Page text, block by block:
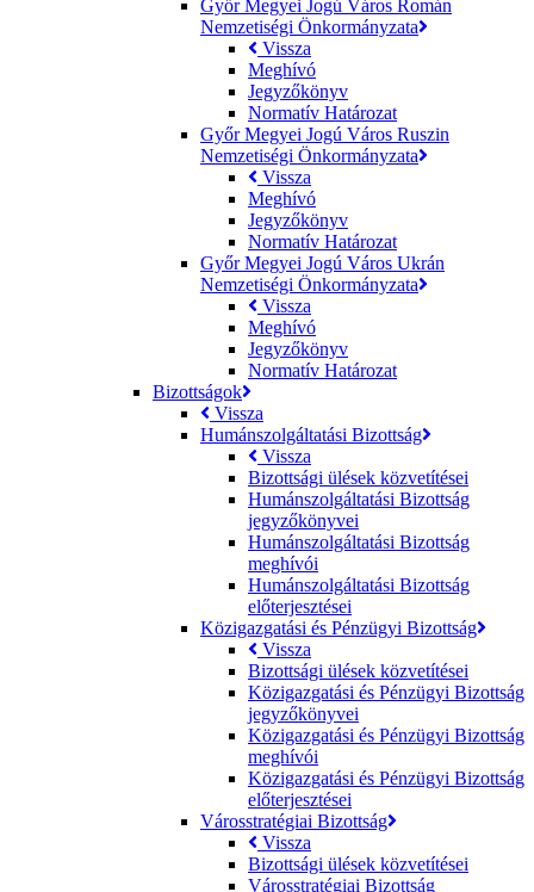
Győr Megyei Jogú Város Román
Nemzetiségi Önkormányzata
Vissza
Meghívó
Jegyzőkönyv
Normatív Határozat
Győr Megyei Jogú Város Ruszin
Nemzetiségi Önkormányzata
Vissza
Meghívó
Jegyzőkönyv
Normatív Határozat
Győr Megyei Jogú Város Ukrán
Nemzetiségi Önkormányzata
Vissza
Meghívó
Jegyzőkönyv
Normatív Határozat
Bizottságok
Vissza
Humánszolgáltatási Bizottság
Vissza
Bizottsági ülések közvetítései
Humánszolgáltatási Bizottság
jegyzőkönyvei
Humánszolgáltatási Bizottság
meghívói
Humánszolgáltatási Bizottság
előterjesztései
Közigazgatási és Pénzügyi Bizottság
Vissza
Bizottsági ülések közvetítései
Közigazgatási és Pénzügyi Bizottság
jegyzőkönyvei
Közigazgatási és Pénzügyi Bizottság
meghívói
Közigazgatási és Pénzügyi Bizottság
előterjesztései
Városstratégiai Bizottság
Vissza
Bizottsági ülések közvetítései
Városstratégiai Bizottság